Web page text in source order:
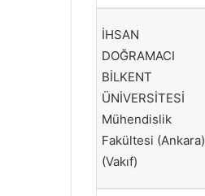
İHSAN
DOĞRAMACI
BİLKENT
ÜNİVERSİTESİ
Mühendislik
Fakültesi (Ankara)
(Vakıf)